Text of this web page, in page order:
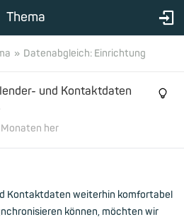
Thema
Datenabgleich: Einrichtung
und Kontaktdaten
her
Kontaktdaten weiterhin komfortabel
können, möchten wir